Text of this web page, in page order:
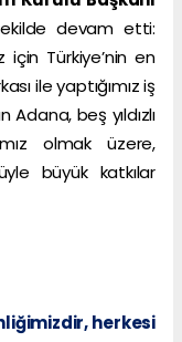
devam etti:
için Türkiye’nin en
ile yaptığımız iş
beş yıldızlı
olmak üzere,
büyük katkılar
herkesi